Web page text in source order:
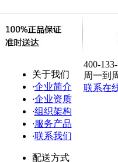
关于我们
·企业简介
·企业资质
·组织架构
·服务产品
·联系我们
配送方式
400-
周一到
联系在